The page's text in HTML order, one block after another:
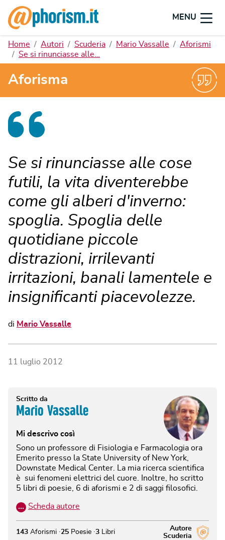
MENU
Home Autori Scuderia Mario Vassalle
Aforismi
Se si rinunciasse alle…
Aforisma
Se si rinunciasse alle cose
futili, la vita diventerebbe
come gli alberi d'inverno:
spoglia. Spoglia delle
quotidiane piccole
distrazioni, irrilevanti
irritazioni, banali lamentele e
insignificanti piacevolezze.
di Mario Vassalle
11 luglio 2012
Scritto da
Mario Vassalle
Mi descrivo così
Sono un professore di Fisiologia e Farmacologia ora
Emerito presso la State University of New York,
Downstate Medical Center. La mia ricerca scientifica
è sui fenomeni elettrici del cuore. Inoltre, ho scritto
5 libri di poesie, 6 di aforismi e 2 di saggi filosofici.
… Scheda autore
Autore
Scuderia
143 Aforismi 25 Poesie 3 Libri